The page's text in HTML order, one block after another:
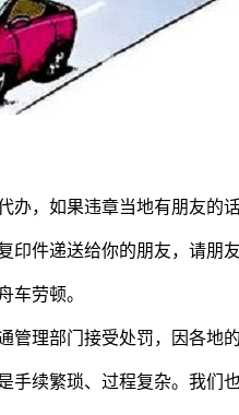
办，如果违章当地有朋友的
印件递送给你的朋友，请朋
车劳顿。
管理部门接受处罚，因各地
手续繁琐、过程复杂。我们